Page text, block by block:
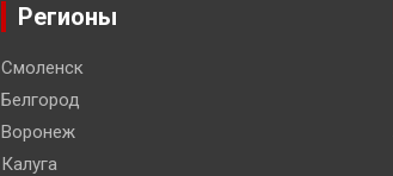
Регионы
Смоленск
Белгород
Воронеж
Калуга